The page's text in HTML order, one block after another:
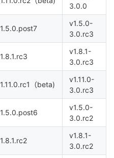
3.0.0
1.5.0.post7
v1.5.0-
3.0.rc3
1.8.1.rc3
v1.8.1-
3.0.rc3
1.11.0.rc1（beta)
v1.11.0-
3.0.rc3
1.5.0.post6
v1.5.0-
3.0.rc2
1.8.1.rc2
v1.8.1-
3.0.rc2